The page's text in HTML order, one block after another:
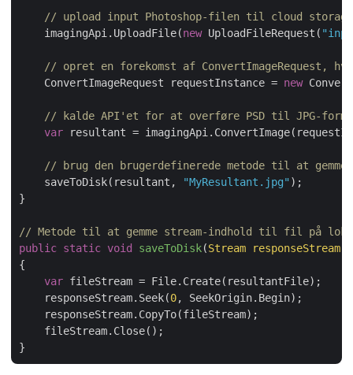
// upload input Photoshop-filen til cloud storage
    imagingApi.UploadFile(
new UploadFileRequest(
// opret en forekomst af ConvertImageRequest,
    ConvertImageRequest requestInstance =
new
// kalde API'et for at overføre PSD til JPG-
var resultant =
// brug den brugerdefinerede metode til at
    saveToDisk(resultant,
"MyResultant.jpg" );
}
// Metode til at gemme stream-indhold til fil på
public static void saveToDisk(Stream
{
var fileStream = File.Create(resultantFile);
    responseStream.Seek(
0, SeekOrigin.Begin);
    responseStream.CopyTo(fileStream);
    fileStream.Close();